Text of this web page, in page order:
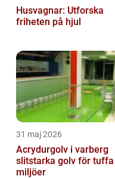
Husvagnar: Utforska
friheten på hjul
31 maj 2026
Acrydurgolv i varberg
slitstarka golv för tuffa
miljöer